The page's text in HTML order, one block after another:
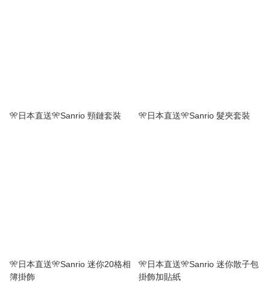
🎌日本直送🎌Sanrio 頸鏈套裝 🎌日本直送🎌Sanrio 髮夾套裝
🎌日本直送🎌Sanrio 迷你20格相
簿掛飾
🎌日本直送🎌Sanrio 迷你散子包
掛飾加貼紙